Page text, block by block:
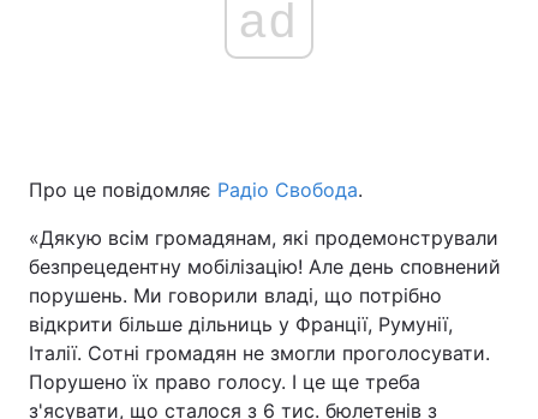
ad
Про це повідомляє Радіо Свобода.
«Дякую всім громадянам, які продемонстрували
безпрецедентну мобілізацію! Але день сповнений
порушень. Ми говорили владі, що потрібно
відкрити більше дільниць у Франції, Румунії,
Італії. Сотні громадян не змогли проголосувати.
Порушено їх право голосу. І це ще треба
з'ясувати, що сталося з 6 тис. бюлетенів з